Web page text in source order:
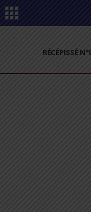
RÉCÉPISSÉ